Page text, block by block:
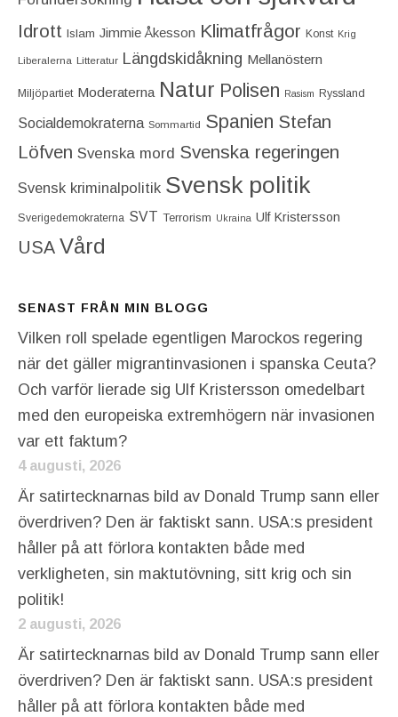
Idrott Islam Jimmie Åkesson Klimatfrågor Konst Krig
Liberalerna Litteratur Längdskidåkning Mellanöstern
Miljöpartiet Moderaterna Natur Polisen Rasism Ryssland
Socialdemokraterna Sommartid Spanien Stefan
Löfven Svenska mord Svenska regeringen
Svensk kriminalpolitik Svensk politik
Sverigedemokraterna SVT Terrorism Ukraina Ulf Kristersson
USA Vård
SENAST FRÅN MIN BLOGG
Vilken roll spelade egentligen Marockos regering
när det gäller migrantinvasionen i spanska Ceuta?
Och varför lierade sig Ulf Kristersson omedelbart
med den europeiska extremhögern när invasionen
var ett faktum?
4 augusti, 2026
Är satirtecknarnas bild av Donald Trump sann eller
överdriven? Den är faktiskt sann. USA:s president
håller på att förlora kontakten både med
verkligheten, sin maktutövning, sitt krig och sin
politik!
2 augusti, 2026
Är satirtecknarnas bild av Donald Trump sann eller
överdriven? Den är faktiskt sann. USA:s president
håller på att förlora kontakten både med